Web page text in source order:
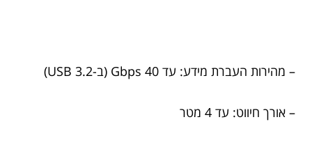
– מהירות העברת מידע: עד 40 Gbps (ב-USB 3.2)
– אורך חיווט: עד 4 מטר